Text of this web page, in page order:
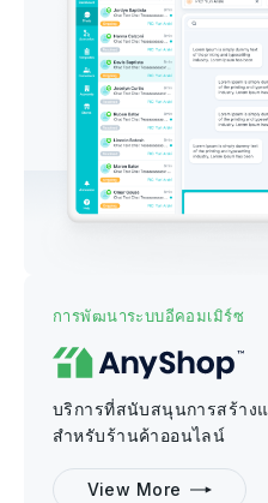
การพัฒนาระบบอีคอมเมิร์ซ
บริการที่สนับสนุนการสร้าง
สำหรับร้านค้าออนไลน์
View More